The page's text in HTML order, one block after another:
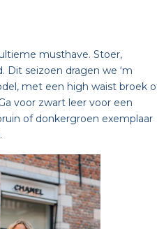
musthave. Stoer,
Dit seizoen dragen we ‘m
met een high waist broek
voor zwart leer voor een
of donkergroen exemplaar